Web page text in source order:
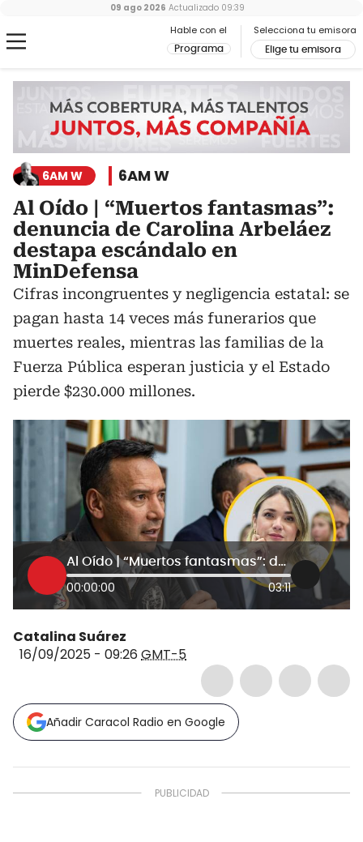
Hable con el
Programa
Selecciona tu emisora
Elige tu emisora
09 ago 2026 Actualizado 09:39
6AM W 6AM W
Al Oído | “Muertos fantasmas”:
denuncia de Carolina Arbeláez
destapa escándalo en
MinDefensa
Cifras incongruentes y negligencia estatal: se
pagan hasta 14 veces más funerarios que
muertes reales, mientras las familias de la
Fuerza Pública esperan justicia y el Estado
pierde $230.000 millones.
Al Oído | “Muertos fantasmas”: denuncia de Carolina Arbeláez destapa escándalo en MinDefensa
00:00:00 03:11
Catalina Suárez
16/09/2025 - 09:26 GMT-5
Añadir Caracol Radio en Google